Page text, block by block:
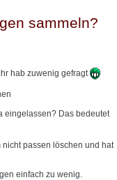
sammeln?
hab zuwenig gefragt
eingelassen? Das bedeutet
passen löschen und hat
einfach zu wenig.